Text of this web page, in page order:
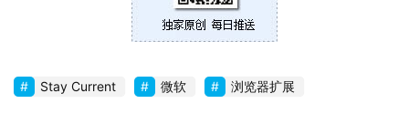
Stay Current 微软 浏览器扩展